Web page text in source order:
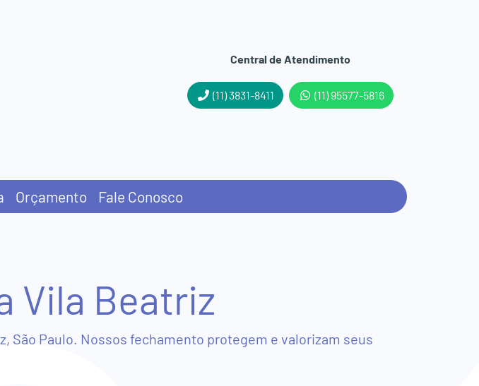
Central de Atendimento
(11) 3831-8411 (11) 95577-5816
Orçamento Fale Conosco
Vila Beatriz
São Paulo. Nossos fechamento protegem e valorizam seus